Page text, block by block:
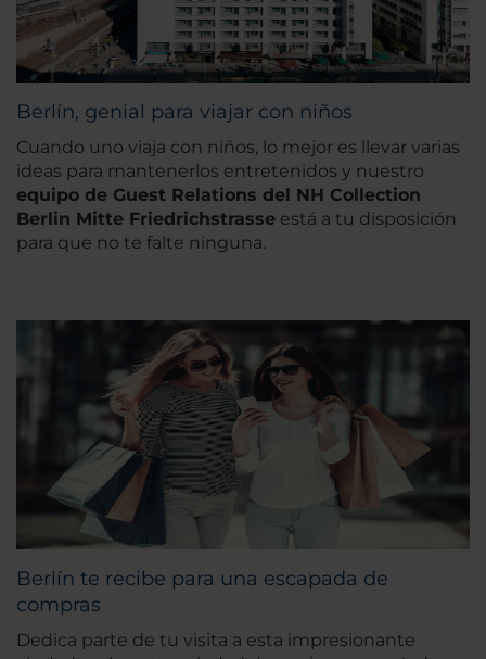
Berlín, genial para viajar con niños
Cuando uno viaja con niños, lo mejor es llevar varias
ideas para mantenerlos entretenidos y nuestro
equipo de Guest Relations del NH Collection
Berlin Mitte Friedrichstrasse está a tu disposición
para que no te falte ninguna.
Berlín te recibe para una escapada de
compras
Dedica parte de tu visita a esta impresionante